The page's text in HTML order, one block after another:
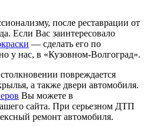
после реставрации от
Если Вас заинтересовало
— сделать его по
у нас, в «Кузовном-Волгоград».
повреждается
а также двери автомобиля.
Вы можете в
сайта. При серьезном ДТП
ремонт автомобиля.